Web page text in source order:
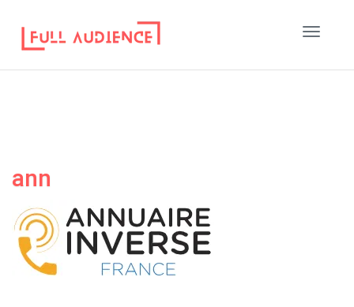
Toggle
ann